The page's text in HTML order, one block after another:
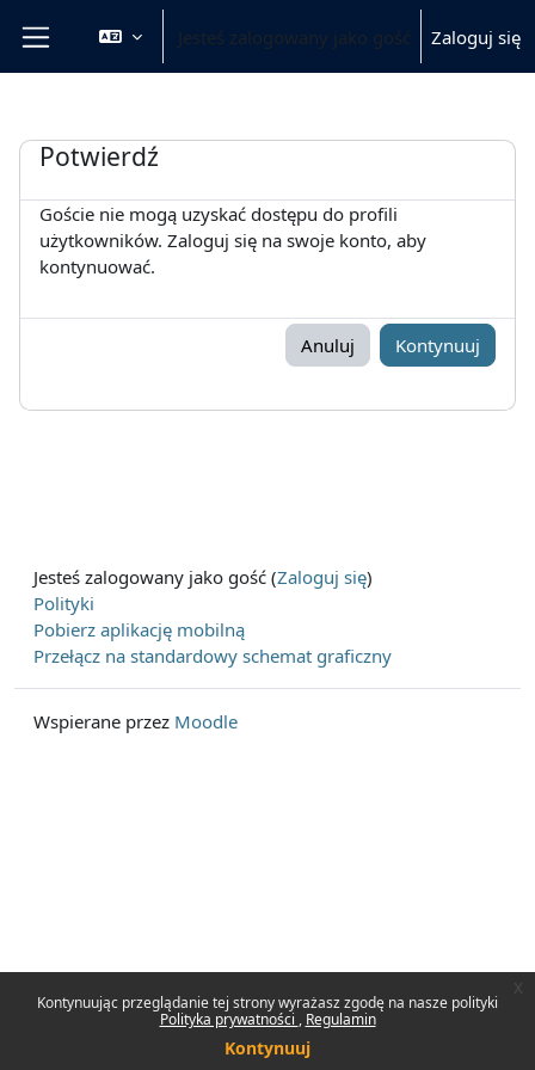
Przejdź do głównej zawartości
Kontynuując przeglądanie tej strony wyrażasz zgodę na nasze polityki
Polityka prywatności
Regulamin
Kontynuuj
Panel boczny
Jesteś zalogowany jako gość Zaloguj się
Potwierdź
Goście nie mogą uzyskać dostępu do profili
użytkowników. Zaloguj się na swoje konto, aby
kontynuować.
Anuluj Kontynuuj
Jesteś zalogowany jako gość (Zaloguj się)
Polityki
Pobierz aplikację mobilną
Przełącz na standardowy schemat graficzny
Wspierane przez Moodle